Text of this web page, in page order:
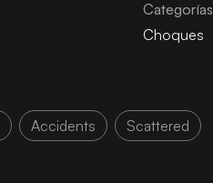
Categorías
Choques
Accidents Scattered